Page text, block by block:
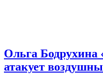
Ольга
атакует